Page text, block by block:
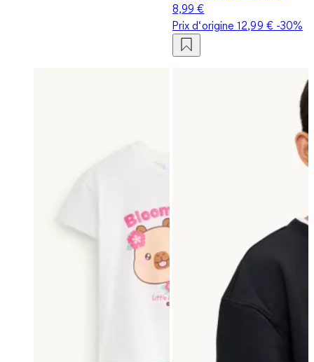
8,99 €
Prix d‘origine12,99 €-30%